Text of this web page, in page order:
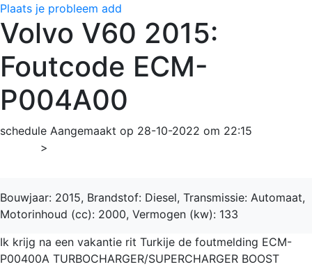
Plaats je probleem add
Volvo V60 2015:
Foutcode ECM-
P004A00
schedule Aangemaakt op 28-10-2022 om 22:15
>
Bouwjaar: 2015, Brandstof: Diesel, Transmissie: Automaat,
Motorinhoud (cc): 2000, Vermogen (kw): 133
Ik krijg na een vakantie rit Turkije de foutmelding ECM-
P00400A TURBOCHARGER/SUPERCHARGER BOOST